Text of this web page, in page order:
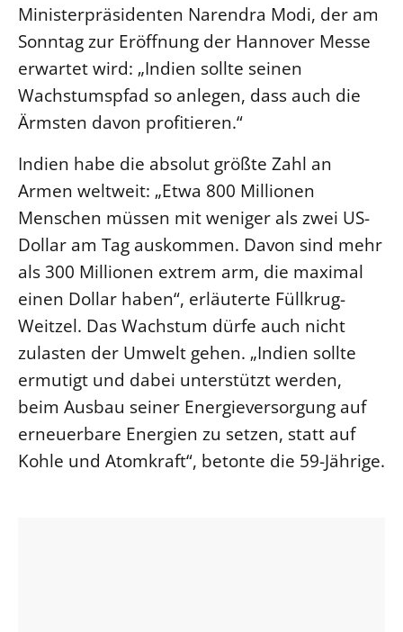
Ministerpräsidenten Narendra Modi, der am
Sonntag zur Eröffnung der Hannover Messe
erwartet wird: „Indien sollte seinen
Wachstumspfad so anlegen, dass auch die
Ärmsten davon profitieren.“
Indien habe die absolut größte Zahl an
Armen weltweit: „Etwa 800 Millionen
Menschen müssen mit weniger als zwei US-
Dollar am Tag auskommen. Davon sind mehr
als 300 Millionen extrem arm, die maximal
einen Dollar haben“, erläuterte Füllkrug-
Weitzel. Das Wachstum dürfe auch nicht
zulasten der Umwelt gehen. „Indien sollte
ermutigt und dabei unterstützt werden,
beim Ausbau seiner Energieversorgung auf
erneuerbare Energien zu setzen, statt auf
Kohle und Atomkraft“, betonte die 59-Jährige.
LANDESSYNODE
27. Landessynode
Kontakt
Hintergrund
Ehrenamt
Freie Stellen
BIBLIOTHEK & ARCHIV
SERVICE
Älterwerden im Pfarrberuf
Beteiligungsverfahren
Beschwerdestellen
Ephoralbüro
Finanzplanung